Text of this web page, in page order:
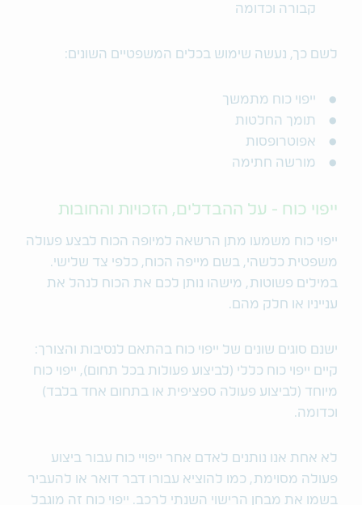
קבורה וכדומה
לשם כך, נעשה שימוש בכלים המשפטיים השונים:
ייפוי כוח מתמשך
תומך החלטות
אפוטרופסות
מורשה חתימה
ייפוי כוח - על ההבדלים, הזכויות והחובות
ייפוי כוח משמעו מתן הרשאה למיופה הכוח לבצע פעולה
משפטית כלשהי, בשם מייפה הכוח, כלפי צד שלישי.
במילים פשוטות, מישהו נותן לכם את הכוח לנהל את
ענייניו או חלק מהם.
ישנם סוגים שונים של ייפוי כוח בהתאם לנסיבות והצורך:
קיים ייפוי כוח כללי (לביצוע פעולות בכל תחום), ייפוי כוח
מיוחד (לביצוע פעולה ספציפית או בתחום אחד בלבד)
וכדומה.
לא אחת אנו נותנים לאדם אחר ייפויי כוח עבור ביצוע
פעולה מסוימת, כמו להוציא עבורו דבר דואר או להעביר
בשמו את מבחן הרישוי השנתי לרכב. ייפוי כוח זה מוגבל